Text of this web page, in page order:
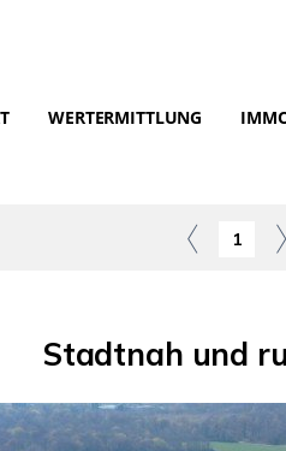
WERTERMITTLUNG
1
Stadtnah und